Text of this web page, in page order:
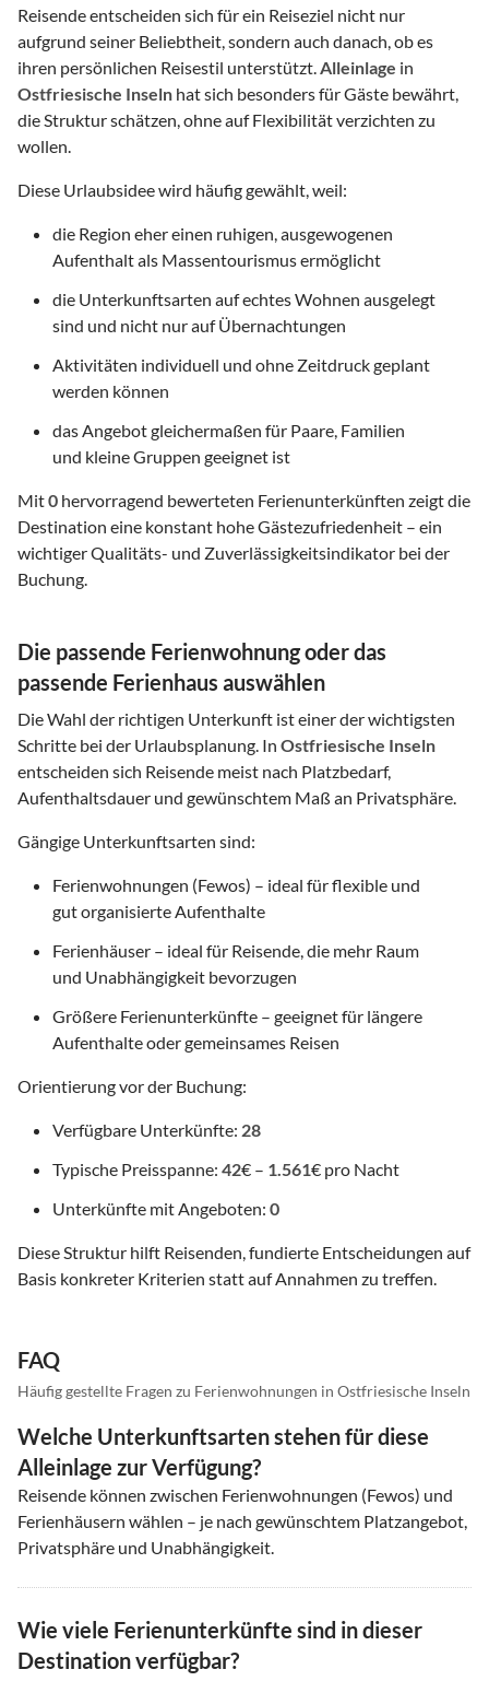
Reisende entscheiden sich für ein Reiseziel nicht nur
aufgrund seiner Beliebtheit, sondern auch danach, ob es
ihren persönlichen Reisestil unterstützt.Alleinlage in
Ostfriesische Inseln hat sich besonders für Gäste bewährt,
die Struktur schätzen, ohne auf Flexibilität verzichten zu
wollen.
Diese Urlaubsidee wird häufig gewählt, weil:
die Region eher einen ruhigen, ausgewogenen
Aufenthalt als Massentourismus ermöglicht
die Unterkunftsarten auf echtes Wohnen ausgelegt
sind und nicht nur auf Übernachtungen
Aktivitäten individuell und ohne Zeitdruck geplant
werden können
das Angebot gleichermaßen für Paare, Familien
und kleine Gruppen geeignet ist
Mit0 hervorragend bewerteten Ferienunterkünften zeigt die
Destination eine konstant hohe Gästezufriedenheit – ein
wichtiger Qualitäts- und Zuverlässigkeitsindikator bei der
Buchung.
Die passende Ferienwohnung oder das
passende Ferienhaus auswählen
Die Wahl der richtigen Unterkunft ist einer der wichtigsten
Schritte bei der Urlaubsplanung. In Ostfriesische Inseln
entscheiden sich Reisende meist nach Platzbedarf,
Aufenthaltsdauer und gewünschtem Maß an Privatsphäre.
Gängige Unterkunftsarten sind:
Ferienwohnungen (Fewos) – ideal für flexible und
gut organisierte Aufenthalte
Ferienhäuser – ideal für Reisende, die mehr Raum
und Unabhängigkeit bevorzugen
Größere Ferienunterkünfte – geeignet für längere
Aufenthalte oder gemeinsames Reisen
Orientierung vor der Buchung:
Verfügbare Unterkünfte: 28
Typische Preisspanne: 42€ – 1.561€ pro Nacht
Unterkünfte mit Angeboten: 0
Diese Struktur hilft Reisenden, fundierte Entscheidungen auf
Basis konkreter Kriterien statt auf Annahmen zu treffen.
FAQ
Häufig gestellte Fragen zu Ferienwohnungen in Ostfriesische Inseln
Welche Unterkunftsarten stehen für diese
Alleinlage zur Verfügung?
Reisende können zwischen Ferienwohnungen (Fewos) und
Ferienhäusern wählen – je nach gewünschtem Platzangebot,
Privatsphäre und Unabhängigkeit.
Wie viele Ferienunterkünfte sind in dieser
Destination verfügbar?